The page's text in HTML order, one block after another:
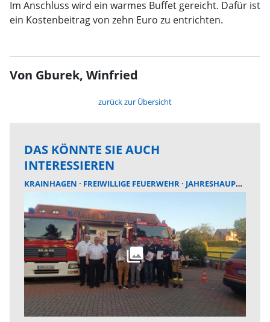
Im Anschluss wird ein warmes Buffet gereicht. Dafür ist
ein Kostenbeitrag von zehn Euro zu entrichten.
Von Gburek, Winfried
zurück zur Übersicht
DAS KÖNNTE SIE AUCH
INTERESSIEREN
KRAINHAGEN FREIWILLIGE FEUERWEHR JAHRESHAUPTVERSAMMLUNG